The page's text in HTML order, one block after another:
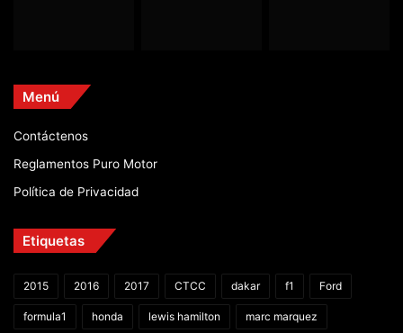
Menú
Contáctenos
Reglamentos Puro Motor
Política de Privacidad
Etiquetas
2015 2016 2017 CTCC dakar f1 Ford
formula1 honda lewis hamilton marc marquez